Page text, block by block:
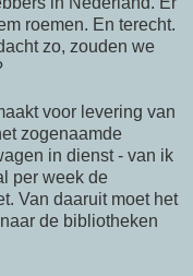
roemen. En terecht.
zo, zouden we
voor levering van
zogenaamde
in dienst - van ik
per week de
Van daaruit moet het
de bibliotheken